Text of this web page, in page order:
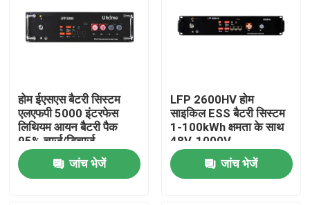
होम ईएसएस बैटरी सिस्टम
एलएफपी 5000 इंटरफेस
लिथियम आयन बैटरी पैक
95% चार्ज/डिचार्ज
जांच भेजें
LFP 2600HV होम
साइकिल ESS बैटरी सिस्टम
1-100kWh क्षमता के साथ
48V-1000V
जांच भेजें